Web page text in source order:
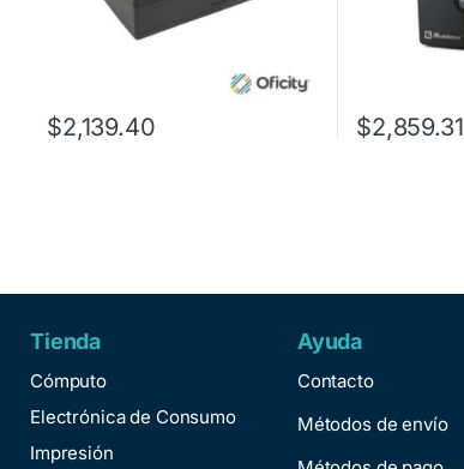
$2,139.40 $2,859.31
Tienda
Cómputo
Electrónica de Consumo
Impresión
Ayuda
Contacto
Métodos de envío